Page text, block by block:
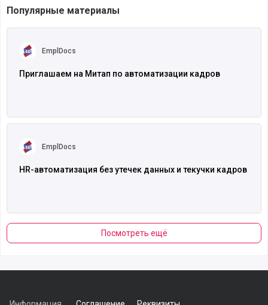
Популярные материалы
EmplDocs
Приглашаем на Митап по автоматизации кадров
EmplDocs
HR-автоматизация без утечек данных и текучки кадров
Посмотреть ещё